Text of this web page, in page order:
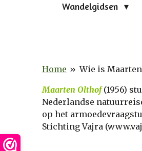
Wandelgidsen
Home » Wie is
Maarten Olthof(1956)
Nederlandse
op het
Stichting Vajra